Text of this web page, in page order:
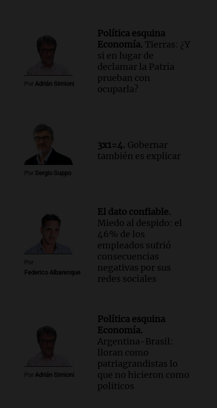
Episodios
Audio.
Prisión preventiva para
motociclista por intento de homicidio
en Santa Lucía, Tucumán
Panorama Federal
Por Adrián Simioni
Política esquina
Economía. Tierras: ¿Y
si en lugar de
declamar la Patria
prueban con
ocuparla?
Por Sergio Suppo
3x1=4. Gobernar
también es explicar
Por
Federico Albarenque
El dato confiable.
Miedo al despido: el
46% de los
empleados sufrió
consecuencias
negativas por sus
redes sociales
Por Adrián Simioni
Política esquina
Economía.
Argentina-Brasil:
lloran como
patriagrandistas lo
que no hicieron como
politicos